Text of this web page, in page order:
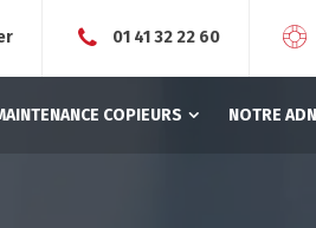
01 41 32 22 60
COPIEURS NOTRE ADN